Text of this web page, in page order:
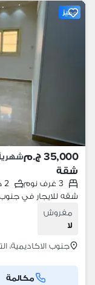
مميز
35,000 ج.م شهرياً
شقة
3 غرف نوم 2 حمامات
شقه للايجار في جنوب
مفروش
لا
جنوب الاكاديمية،
مكالمة